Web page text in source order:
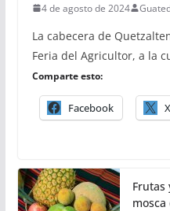
4 de agosto de 2024
La cabecera de
Feria del Agricultor, a la
Comparte esto:
Facebook X
Frutas